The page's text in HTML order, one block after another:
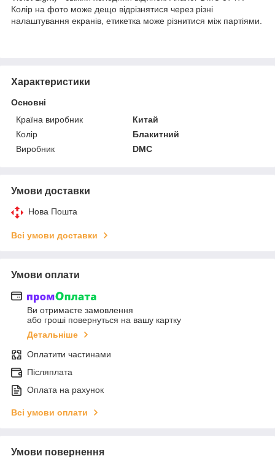
Колір на фото може дещо відрізнятися через різні
налаштування екранів, етикетка може різнитися між партіями.
Характеристики
Основні
Країна виробник
Китай
Колір
Блакитний
Виробник
DMC
Умови доставки
Нова Пошта
Всі умови доставки
Умови оплати
Ви отримаєте замовлення
або гроші повернуться на вашу картку
Детальніше
Оплатити частинами
Післяплата
Оплата на рахунок
Всі умови оплати
Умови повернення